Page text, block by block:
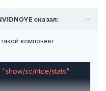
сказал:
компонент
"show/sc/ntce/stats"